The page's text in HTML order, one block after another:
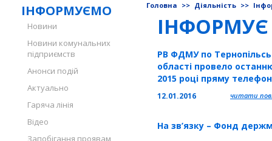
ІНФОРМУЄМО
Новини
Новини комунальних
підприємств
Анонси подій
Актуально
Гаряча лінія
Відео
Запобігання проявам
Головна >> Діяльність >>
РВ ФДМУ по
області провело
2015 році пряму
лінію
12.01.2016 читати
На зв’язку – Фонд